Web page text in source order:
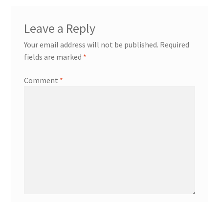
Leave a Reply
Your email address will not be published. Required
fields are marked *
Comment *